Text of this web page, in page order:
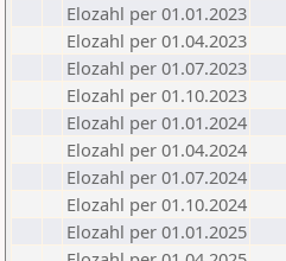
Elozahl per 01.01.2023
Elozahl per 01.04.2023
Elozahl per 01.07.2023
Elozahl per 01.10.2023
Elozahl per 01.01.2024
Elozahl per 01.04.2024
Elozahl per 01.07.2024
Elozahl per 01.10.2024
Elozahl per 01.01.2025